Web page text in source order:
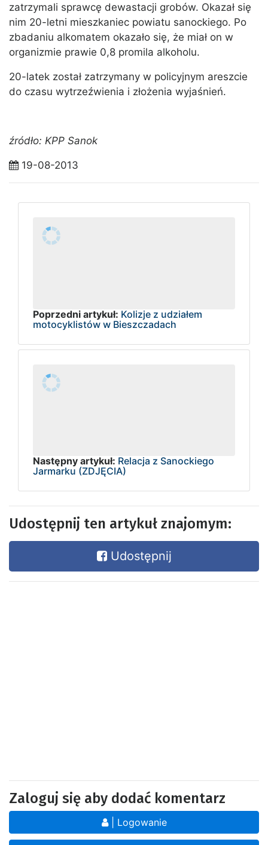
zatrzymali sprawcę dewastacji grobów. Okazał się
nim 20-letni mieszkaniec powiatu sanockiego. Po
zbadaniu alkomatem okazało się, że miał on w
organizmie prawie 0,8 promila alkoholu.
20-latek został zatrzymany w policyjnym areszcie
do czasu wytrzeźwienia i złożenia wyjaśnień.
źródło: KPP Sanok
19-08-2013
Poprzedni artykuł: Kolizje z udziałem
motocyklistów w Bieszczadach
Następny artykuł: Relacja z Sanockiego
Jarmarku (ZDJĘCIA)
Udostępnij ten artykuł znajomym:
Udostępnij
Zaloguj się aby dodać komentarz
| Logowanie